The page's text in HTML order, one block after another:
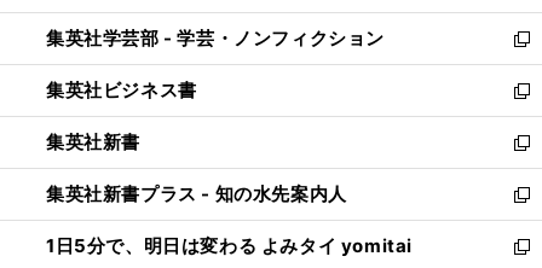
開
く
ウ
で
開
く
ン
ド
ウ
で
開
く
ウ
ィ
ン
ド
ウ
で
開
く
集英社学芸部 - 学芸・ノンフィクション
新
し
い
ウ
ィ
ン
ド
ウ
で
集英社ビジネス書
新
し
い
ウ
ィ
ン
ド
集英社新書
新
し
い
ウ
ィ
集英社新書プラス - 知の水先案内人
新
し
い
1日5分で、明日は変わる よみタイ yomitai
新